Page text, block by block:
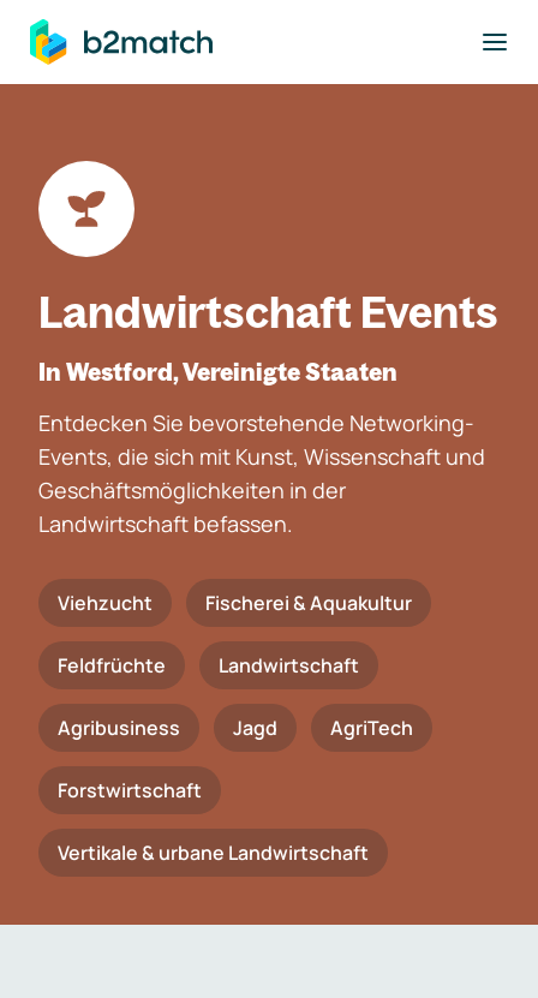
springen
Landwirtschaft Events
In Westford, Vereinigte Staaten
Entdecken Sie bevorstehende Networking-
Events, die sich mit Kunst, Wissenschaft und
Geschäftsmöglichkeiten in der
Landwirtschaft befassen.
Viehzucht Fischerei & Aquakultur
Feldfrüchte Landwirtschaft
Agribusiness Jagd AgriTech
Forstwirtschaft
Vertikale & urbane Landwirtschaft